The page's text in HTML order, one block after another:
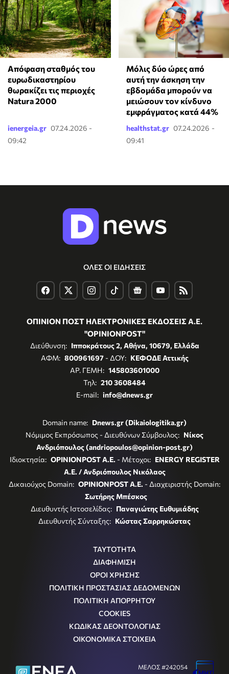
Απόφαση σταθμός του
ευρωδικαστηρίου
θωρακίζει τις περιοχές
Natura 2000
ienergeia.gr 07.24.2026 -
09:42
Μόλις δύο ώρες από
αυτή την άσκηση την
εβδομάδα μπορούν να
μειώσουν τον κίνδυνο
εμφράγματος κατά 44%
healthstat.gr 07.24.2026 -
09:41
ΟΛΕΣ ΟΙ ΕΙΔΗΣΕΙΣ
ΟΠΙΝΙΟΝ ΠΟΣΤ ΗΛΕΚΤΡΟΝΙΚΕΣ ΕΚΔΟΣΕΙΣ Α.Ε.
"OPINIONPOST"
Διεύθυνση: Ιπποκράτους 2, Αθήνα, 10679, Ελλάδα
ΑΦΜ: 800961697- ΔΟΥ: ΚΕΦΟΔΕ Αττικής
ΑΡ. ΓΕΜΗ: 145803601000
Τηλ: 210 3608484
E-mail: info@dnews.gr
Domain name: Dnews.gr (Dikaiologitika.gr)
Νόμιμος Εκπρόσωπος - Διευθύνων Σύμβουλος: Νίκος
Ανδριόπουλος (andriopoulos@opinion-post.gr)
Ιδιοκτησία: OPINIONPOST A.E. - Μέτοχοι: ENERGY REGISTER
Α.Ε. / Ανδριόπουλος Νικόλαος
Δικαιούχος Domain: OPINIONPOST A.E. - Διαχειριστής Domain:
Σωτήρης Μπέσκος
Διευθυντής Ιστοσελίδας: Παναγιώτης Ευθυμιάδης
Διευθυντής Σύνταξης: Κώστας Σαρρηκώστας
ΤΑΥΤΟΤΗΤΑ
ΔΙΑΦΗΜΙΣΗ
ΟΡΟΙ ΧΡΗΣΗΣ
ΠΟΛΙΤΙΚΗ ΠΡΟΣΤΑΣΙΑΣ ΔΕΔΟΜΕΝΩΝ
ΠΟΛΙΤΙΚΗ ΑΠΟΡΡΗΤΟΥ
COOKIES
ΚΩΔΙΚΑΣ ΔΕΟΝΤΟΛΟΓΙΑΣ
ΟΙΚΟΝΟΜΙΚΑ ΣΤΟΙΧΕΙΑ
ΜΕΛΟΣ #242054